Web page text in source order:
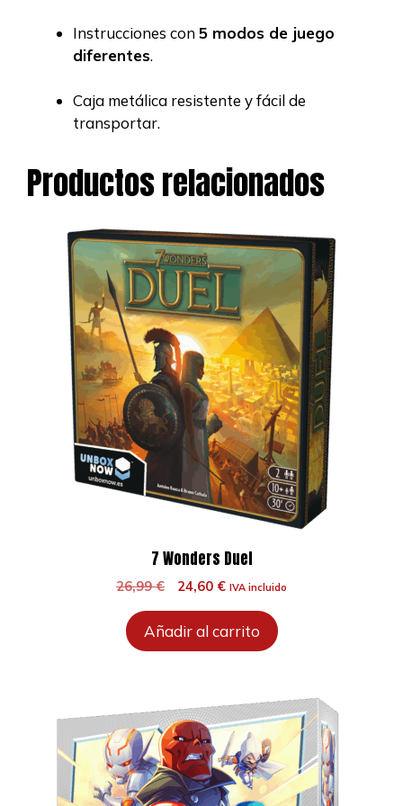
Instrucciones con5 modos de juego
diferentes.
Caja metálica resistente y fácil de
transportar.
Productos relacionados
7 Wonders Duel
26,99€
El
original
era:
24,60 €El
actual
es:
IVA incluido
Añadir al carrito